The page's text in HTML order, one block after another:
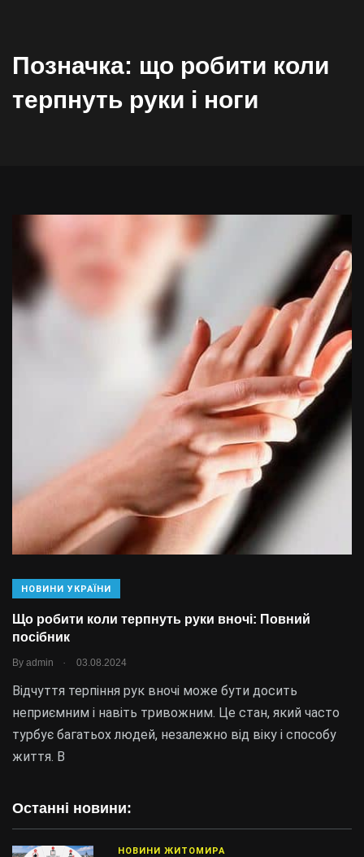
Позначка: що робити коли
терпнуть руки і ноги
НОВИНИ УКРАЇНИ
Що робити коли терпнуть руки вночі: Повний
посібник
By admin . 03.08.2024
Відчуття терпіння рук вночі може бути досить
неприємним і навіть тривожним. Це стан, який часто
турбує багатьох людей, незалежно від віку і способу
життя. В
Останні новини:
НОВИНИ ЖИТОМИРА